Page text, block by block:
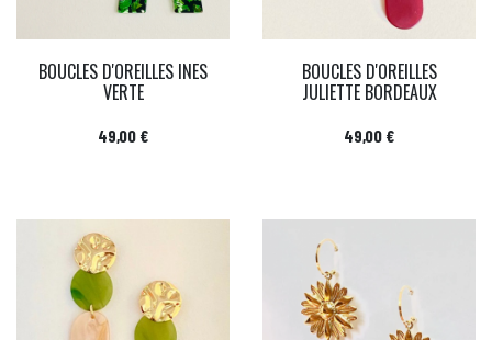
BOUCLES D'OREILLES INES
VERTE
Prix
49,00 €
BOUCLES D'OREILLES
JULIETTE BORDEAUX
Prix
49,00 €